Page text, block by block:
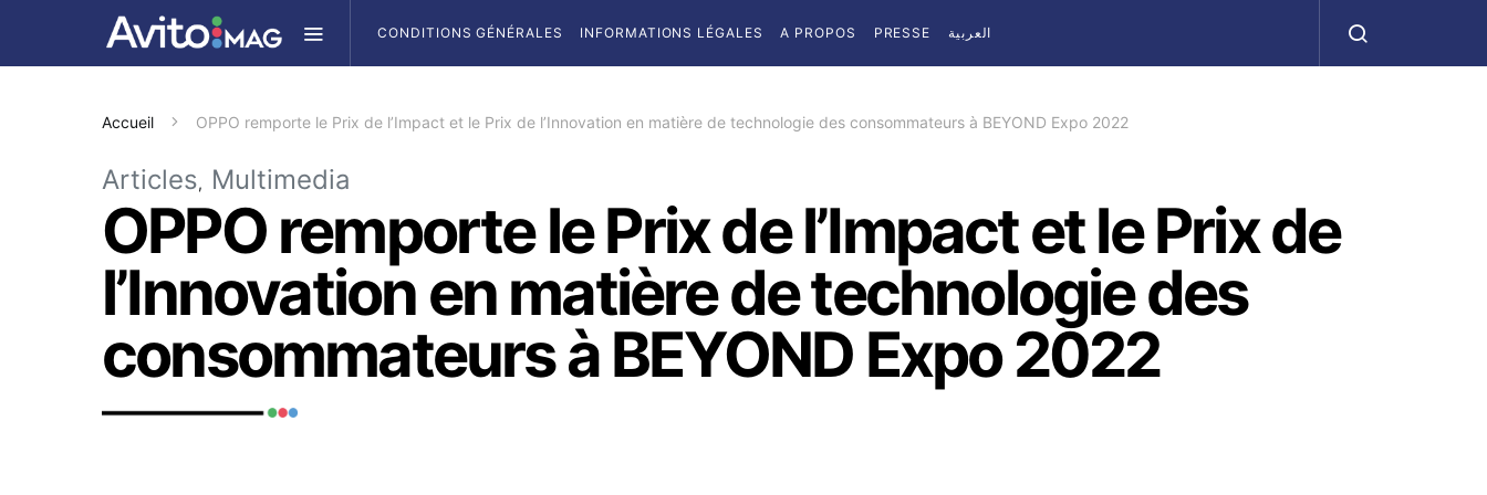
CONDITIONS GÉNÉRALES INFORMATIONS LÉGALES A PROPOS PRESSE العربية
Accueil OPPO remporte le Prix de l’Impact et le Prix de l’Innovation en matière de technologie des consommateurs à BEYOND Expo 2022
Articles Multimedia
OPPO remporte le Prix de l’Impact et le Prix de
l’Innovation en matière de technologie des
consommateurs à BEYOND Expo 2022